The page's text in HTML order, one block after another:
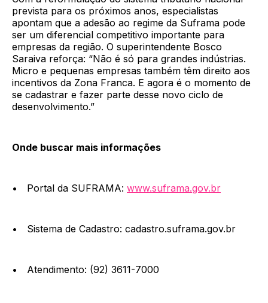
prevista para os próximos anos, especialistas
apontam que a adesão ao regime da Suframa pode
ser um diferencial competitivo importante para
empresas da região. O superintendente Bosco
Saraiva reforça: “Não é só para grandes indústrias.
Micro e pequenas empresas também têm direito aos
incentivos da Zona Franca. E agora é o momento de
se cadastrar e fazer parte desse novo ciclo de
desenvolvimento.”
Onde buscar mais informações
• Portal da SUFRAMA: www.suframa.gov.br
• Sistema de Cadastro: cadastro.suframa.gov.br
• Atendimento: (92) 3611-7000